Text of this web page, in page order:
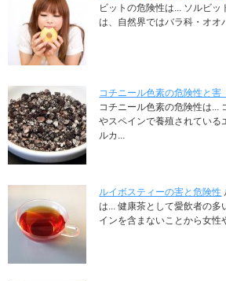
ビットの危険性は... ソルビッ
は、自然界ではバラ科・オオ
コチニール色素の危険性と害
コチニール色素の危険性は...
やスペインで養殖されている
ルカ...
ルイボスティーの害と危険性
は... 健康茶として愛飲者の多
インを含まないことから女性